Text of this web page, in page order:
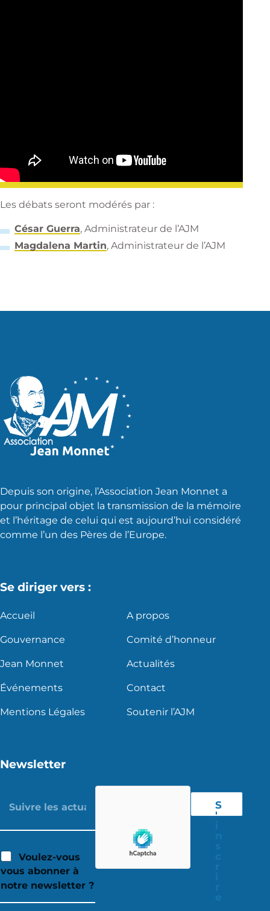
Les débats seront modérés par :
César Guerra, Administrateur de l’AJM
Magdalena Martin, Administrateur de l’AJM
Depuis son origine, l’Association Jean Monnet a
pour principal objet la transmission de la mémoire
et l’héritage de celui qui est aujourd’hui considéré
comme l’un des Pères de l’Europe.
Se diriger vers :
Accueil A propos
Gouvernance Comité d’honneur
Jean Monnet Actualités
Événements Contact
Mentions Légales Soutenir l’AJM
Newsletter
Voulez-vous
vous abonner à
notre newsletter ?
S
'